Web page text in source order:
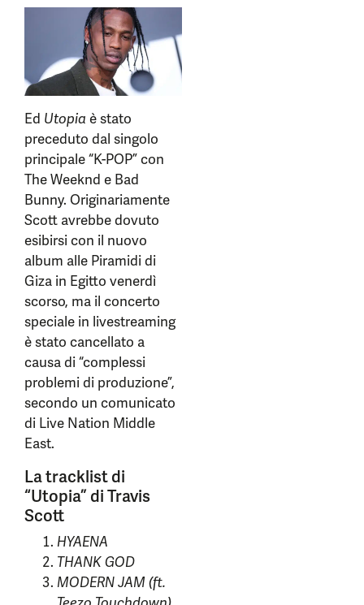
Ed Utopia è stato
preceduto dal singolo
principale “K-POP” con
The Weeknd e Bad
Bunny. Originariamente
Scott avrebbe dovuto
esibirsi con il nuovo
album alle Piramidi di
Giza in Egitto venerdì
scorso, ma il concerto
speciale in livestreaming
è stato cancellato a
causa di “complessi
problemi di produzione”,
secondo un comunicato
di Live Nation Middle
East.
La tracklist di
“Utopia” di Travis
Scott
HYAENA
THANK GOD
MODERN JAM (ft.